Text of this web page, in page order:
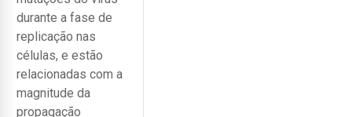
durante a fase de
replicação nas
células, e estão
relacionadas com a
magnitude da
propagação